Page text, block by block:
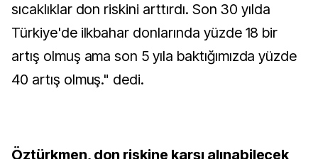
sıcaklıklar don riskini arttırdı. Son 30 yılda
Türkiye'de ilkbahar donlarında yüzde 18 bir
artış olmuş ama son 5 yıla baktığımızda yüzde
40 artış olmuş." dedi.
Öztürkmen, don riskine karşı alınabilecek